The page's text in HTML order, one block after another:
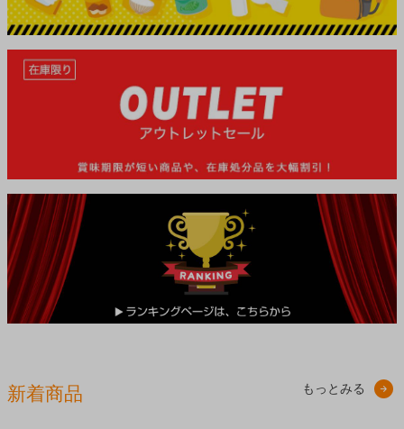
新着商品 もっとみる